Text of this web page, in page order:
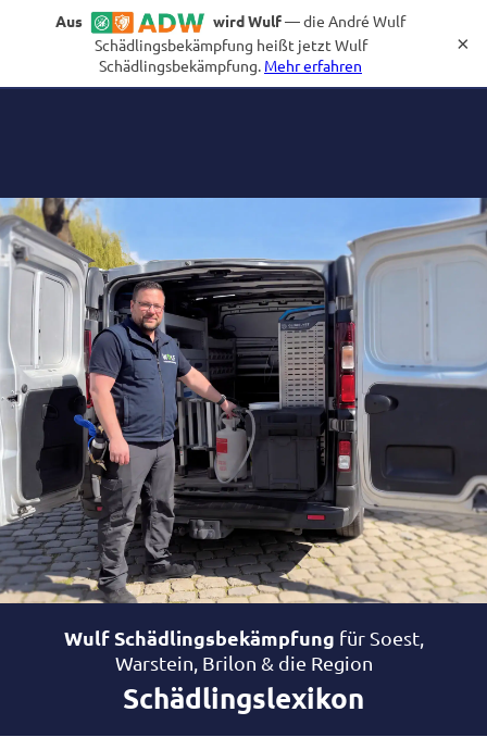
Aus wird Wulf— die André Wulf
Schädlingsbekämpfung heißt jetzt Wulf
Schädlingsbekämpfung. Mehr erfahren
×
02921 - 381 99 86
Wulf Schäd­lings­be­kämp­fung für Soest,
Warstein, Brilon & die Region
Schädlingslexikon